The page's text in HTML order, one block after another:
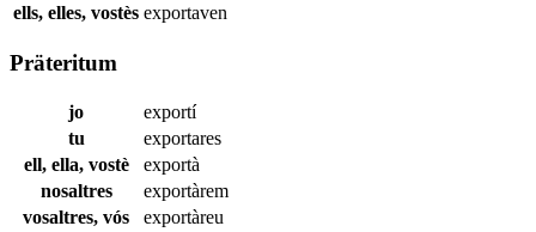
ells, elles, vostès exportaven
Präteritum
jo
exportí
tu
exportares
ell, ella, vostè
exportà
nosaltres
exportàrem
vosaltres, vós
exportàreu